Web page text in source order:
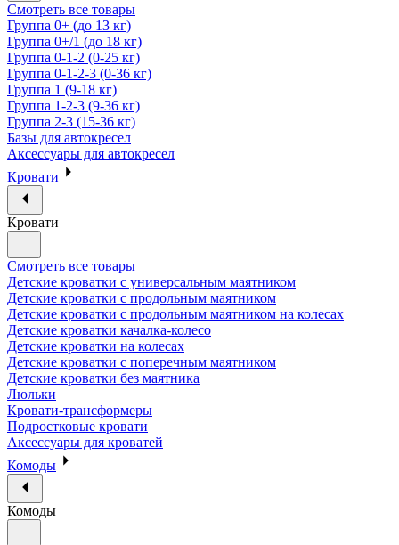
Смотреть все товары
Группа 0+ (до 13 кг)
Группа 0+/1 (до 18 кг)
Группа 0-1-2 (0-25 кг)
Группа 0-1-2-3 (0-36 кг)
Группа 1 (9-18 кг)
Группа 1-2-3 (9-36 кг)
Группа 2-3 (15-36 кг)
Базы для автокресел
Аксессуары для автокресел
Кровати
Кровати
Смотреть все товары
Детские кроватки с универсальным маятником
Детские кроватки с продольным маятником
Детские кроватки с продольным маятником на колесах
Детские кроватки качалка-колесо
Детские кроватки на колесах
Детские кроватки с поперечным маятником
Детские кроватки без маятника
Люльки
Кровати-трансформеры
Подростковые кровати
Аксессуары для кроватей
Комоды
Комоды